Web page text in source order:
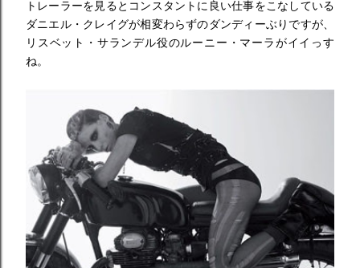
トレーラーを見るとコンスタントに良い仕事をこなしている
ダニエル・クレイグが相変わらずのダンディーぶりですが、
リスベット・サランデル役のルーニー・マーラがイイっす
ね。